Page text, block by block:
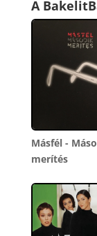
A
Másfél -
merítés